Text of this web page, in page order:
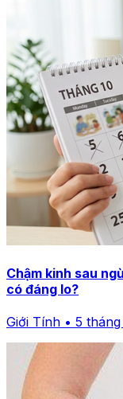
Chậm kinh sau
có đáng lo?
Giới Tính • 5